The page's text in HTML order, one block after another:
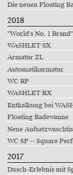
Die neuen Floating
2018
"World's No. 1 Brand"
WASHLET SX
Armatur ZL
Automatikarmatur
WC RP
WASHLET RX
Entkalkung bei
Floating Badewanne
Neue
WC SP -- Square
2017
Dusch-Erlebnis mit